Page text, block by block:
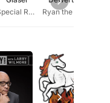
Special Reporter Reuben Glaser